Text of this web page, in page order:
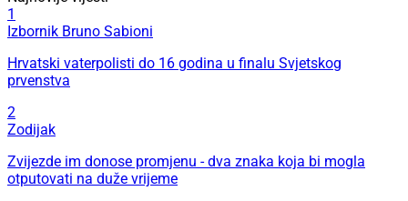
1
Izbornik Bruno Sabioni
Hrvatski vaterpolisti do 16 godina u finalu Svjetskog
prvenstva
2
Zodijak
Zvijezde im donose promjenu - dva znaka koja bi mogla
otputovati na duže vrijeme